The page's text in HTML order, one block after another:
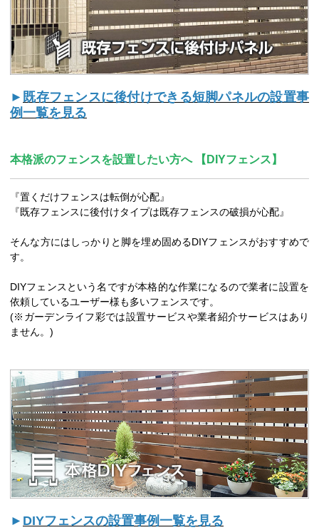
► 既存フェンスに後付けできる短脚パネルの設置事
例一覧を見る
本格派のフェンスを設置したい方へ 【DIYフェンス】
『置くだけフェンスは転倒が心配』
『既存フェンスに後付けタイプは既存フェンスの破損が心配』
そんな方にはしっかりと脚を埋め固めるDIYフェンスがおすすめで
す。
DIYフェンスという名ですが本格的な作業になるので業者に設置を
依頼しているユーザー様も多いフェンスです。
(※ガーデンライフ彩では設置サービスや業者紹介サービスはあり
ません。)
► DIYフェンスの設置事例一覧を見る